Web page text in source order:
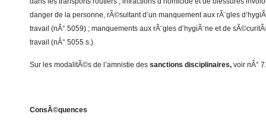
danger de la personne, rÃ©sultant d’un manquement aux rÃ¨gles
travail (nÂ° 5059) ; manquements aux rÃ¨gles d’hygiÃ¨ne et de
travail (nÂ° 5055 s.).
Sur les modalitÃ©s de l’amnistie des sanctions disciplinaires, voir nÂ°
ConsÃ©quences